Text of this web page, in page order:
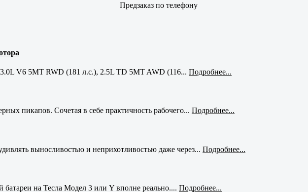
Предзаказ по телефону
V6 5MT RWD (181 л.с.), 2.5L TD 5MT AWD (116... Подробнее...
пикапов. Сочетая в себе практичность рабочего... Подробнее...
выносливостью и неприхотливостью даже через... Подробнее...
на Тесла Модел 3 или Y вполне реально.... Подробнее...